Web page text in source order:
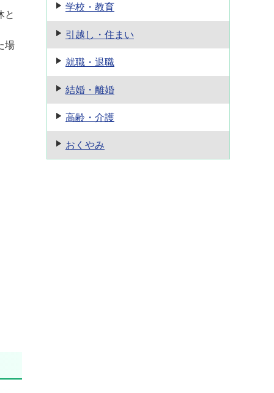
と
場
学校・教育
引越し・住まい
就職・退職
結婚・離婚
高齢・介護
おくやみ